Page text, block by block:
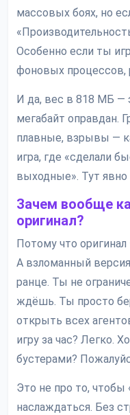
массовых боях, но
Особенно если ты
фоновых процессов,
И да, вес в 818 МБ —
мегабайт оправдан.
плавные, взрывы —
игра, где «сделали
выходные». Тут
Зачем вообще
оригинал?
Потому что
А взломанный
ранце. Ты не
ждёшь. Ты просто
открыть всех
игру за час? Легко.
бустерами?
Это не про то, чтобы
наслаждаться. Без